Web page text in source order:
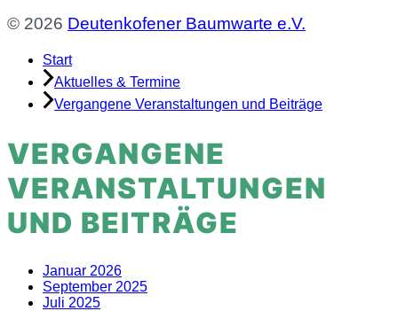
© 2026 Deutenkofener Baumwarte e.V.
Start
Aktuelles & Termine
Vergangene Veranstaltungen und Beiträge
VERGANGENE
VERANSTALTUNGEN
UND BEITRÄGE
Januar 2026
September 2025
Juli 2025